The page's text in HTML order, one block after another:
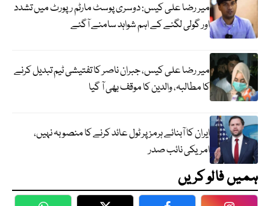
میر رضا علی کیس: دوسری پوسٹ مارٹم رپورٹ میں تشدد
اور گولی لگنے کے اہم شواہد سامنے آگئے
میر رضا علی کیس، جبران ناصر کا تفتیشی ٹیم تبدیل کرنے
کا مطالبہ، والدین کا موقف بھی آ گیا
ایران کا آبنائے ہرمز پر ٹول عائد کرنے کا منصوبہ نہیں،
امریکی نائب صدر
ہمیں فالو کریں